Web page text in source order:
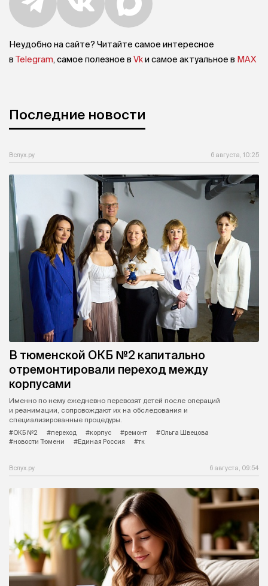
Неудобно на сайте? Читайте самое интересное
в Telegram, самое полезное в Vkи самое актуальное в MAX
Последние новости
Вслух.ру 6 августа, 10:25
В тюменской ОКБ №2 капитально
отремонтировали переход между
корпусами
Именно по нему ежедневно перевозят детей после операций
и реанимации, сопровождают их на обследования и
специализированные процедуры.
#ОКБ №2
#переход #корпус #ремонт
#Ольга Швецова
#новости Тюмени
#Единая Россия #тк
Вслух.ру 6 августа, 09:54